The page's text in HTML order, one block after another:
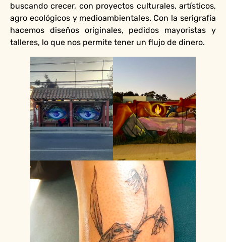
buscando crecer, con proyectos culturales, artísticos,
agro ecológicos y medioambientales. Con la serigrafía
hacemos diseños originales, pedidos mayoristas y
talleres, lo que nos permite tener un flujo de dinero.